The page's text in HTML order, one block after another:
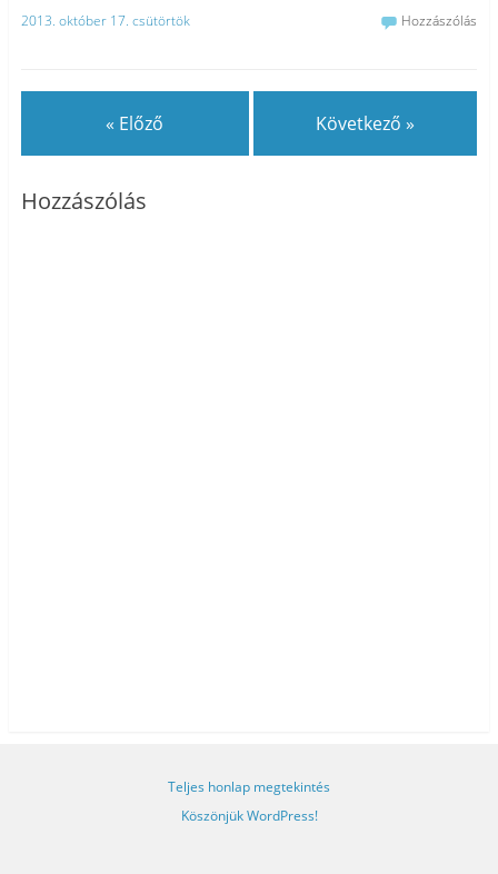
2013. október 17. csütörtök Hozzászólás
« Előző Következő »
Hozzászólás
Teljes honlap megtekintés
Köszönjük WordPress!